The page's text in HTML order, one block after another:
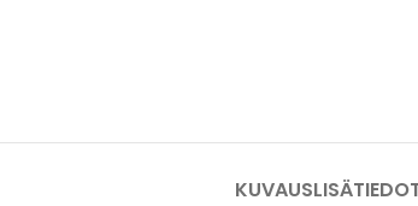
KUVAUS